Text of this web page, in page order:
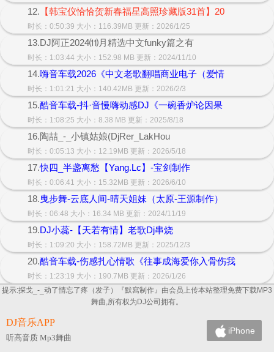
12. 【韩宝仪恰恰贺新春福星高照珍藏版31首】20
时长：0:50:39 大小：116.39MB 更新：2026/1/25
13.DJ阿正2024⑾月精选中文funky篇之有
时长：1:03:44 大小：152.98 MB 更新：2024/11/10
14.嗨音车载2026《中文老歌翻唱商业电子（爱情
时长：1:01:21 大小：140.42MB 更新：2026/2/3
15.酷音车载-抖·音慢嗨动感DJ《一碗香炉论因果
时长：1:08:25 大小：8.38 MB 更新：2025/8/18
16.陶喆_-_小镇姑娘(DjRer_LakHou
时长：0:05:13 大小：12.19MB 更新：2026/5/18
17.快四_半盏离愁【Yang.Lc】-宝剑制作
时长：0:06:41 大小：15.32MB 更新：2026/6/10
18.曳步舞-云底人间-晴天姐妹（太原-王源制作）
时长：06:48 大小：16.34 MB 更新：2024/11/19
19.DJ小蕊-【天若有情】老歌Dj串烧
时长：1:09:20 大小：158.72MB 更新：2025/12/3
20.酷音车载-伤感扎心情歌《往事成海爱你入骨伤我
时长：1:23:19 大小：190.7MB 更新：2026/1/26
提示:探戈_-_动了情忘了疼（发子）『默寫制作』由会员上传本站整理免费下载MP3
舞曲,所有权为DJ公司拥有。
DJ音乐APP
听高音质 Mp3舞曲
iPhone